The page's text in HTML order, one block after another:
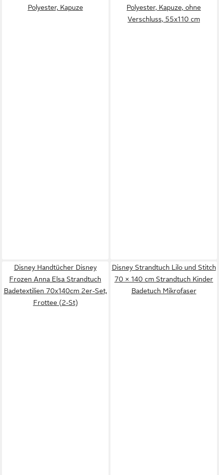
Polyester, Kapuze
Polyester, Kapuze, ohne
Verschluss, 55x110 cm
Disney Handtücher Disney
Frozen Anna Elsa Strandtuch
Badetextilien 70x140cm 2er-Set,
Frottee (2-St)
Disney Strandtuch Lilo und Stitch
70 × 140 cm Strandtuch Kinder
Badetuch Mikrofaser